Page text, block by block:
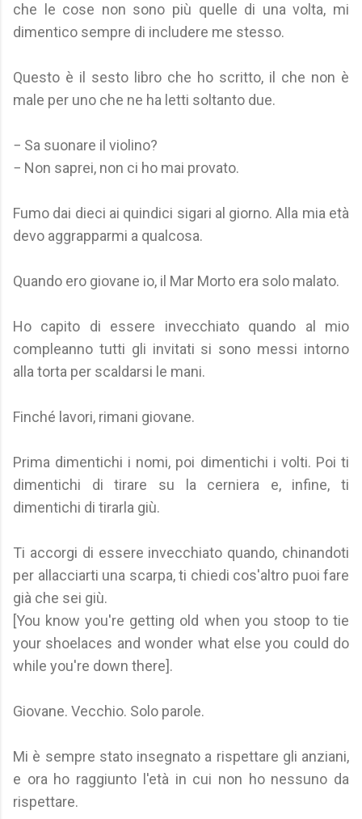
che le cose non sono più quelle di una volta, mi
dimentico sempre di includere me stesso.
Questo è il sesto libro che ho scritto, il che non è
male per uno che ne ha letti soltanto due.
− Sa suonare il violino?
− Non saprei, non ci ho mai provato.
Fumo dai dieci ai quindici sigari al giorno. Alla mia età
devo aggrapparmi a qualcosa.
Quando ero giovane io, il Mar Morto era solo malato.
Ho capito di essere invecchiato quando al mio
compleanno tutti gli invitati si sono messi intorno
alla torta per scaldarsi le mani.
Finché lavori, rimani giovane.
Prima dimentichi i nomi, poi dimentichi i volti. Poi ti
dimentichi di tirare su la cerniera e, infine, ti
dimentichi di tirarla giù.
Ti accorgi di essere invecchiato quando, chinandoti
per allacciarti una scarpa, ti chiedi cos'altro puoi fare
già che sei giù.
[You know you're getting old when you stoop to tie
your shoelaces and wonder what else you could do
while you're down there].
Giovane. Vecchio. Solo parole.
Mi è sempre stato insegnato a rispettare gli anziani,
e ora ho raggiunto l'età in cui non ho nessuno da
rispettare.